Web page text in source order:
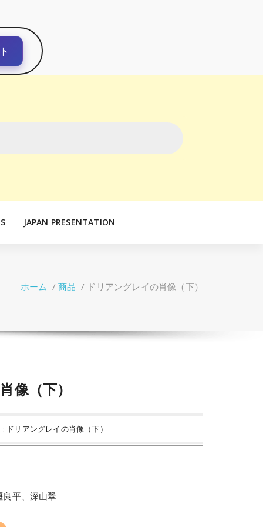
JAPAN PRESENTATION
ホーム /商品 / ドリアングレイの肖像（下）
像（下）
ドリアングレイの肖像（下）
平、深山翠